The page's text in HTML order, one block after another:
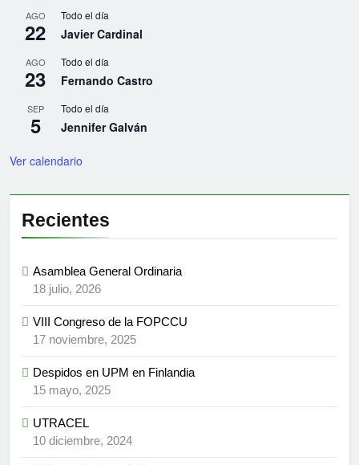
AGO
22
Todo el día
Javier Cardinal
AGO
23
Todo el día
Fernando Castro
SEP
5
Todo el día
Jennifer Galván
Ver calendario
Recientes
Asamblea General Ordinaria
18 julio, 2026
VIII Congreso de la FOPCCU
17 noviembre, 2025
Despidos en UPM en Finlandia
15 mayo, 2025
UTRACEL
10 diciembre, 2024